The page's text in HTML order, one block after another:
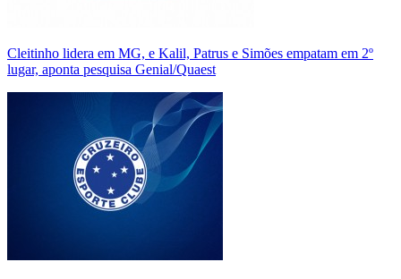
Cleitinho lidera em MG, e Kalil, Patrus e Simões empatam em 2º
lugar, aponta pesquisa Genial/Quaest